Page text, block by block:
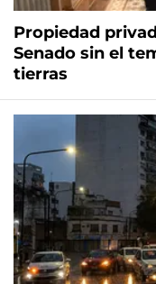
Propiedad
Senado sin el
tierras